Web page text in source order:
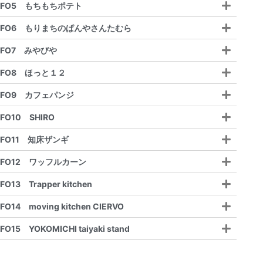
FO5 もちもちポテト
FO6 もりまちのぱんやさんたむら
FO7 みやびや
FO8 ほっと１２
FO9 カフェパンジ
FO10 SHIRO
FO11 知床ザンギ
FO12 ワッフルカーン
FO13 Trapper kitchen
FO14 moving kitchen CIERVO
FO15 YOKOMICHI taiyaki stand